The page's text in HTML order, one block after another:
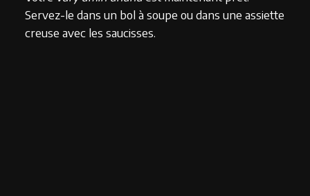
Servez-le dans un bol à soupe ou dans une assiette
creuse avec les saucisses.